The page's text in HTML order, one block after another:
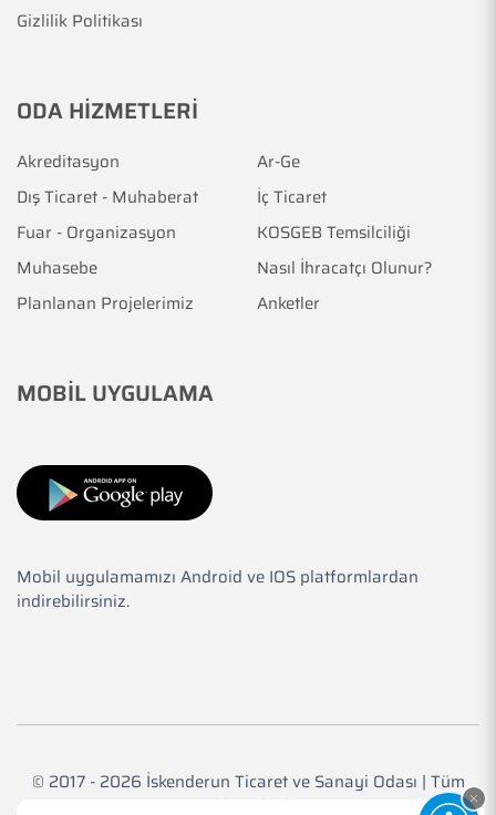
Gizlilik Politikası
ODA HİZMETLERİ
Akreditasyon
Ar-Ge
Dış Ticaret - Muhaberat
İç Ticaret
Fuar - Organizasyon
KOSGEB Temsilciliği
Muhasebe
Nasıl İhracatçı Olunur?
Planlanan Projelerimiz
Anketler
MOBİL UYGULAMA
Mobil uygulamamızı Android ve IOS platformlardan
indirebilirsiniz.
© 2017 - 2026 İskenderun Ticaret ve Sanayi Odası | Tüm
Hakkı Saklıdır.